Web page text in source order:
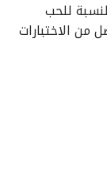
للحب
من الاختبارات